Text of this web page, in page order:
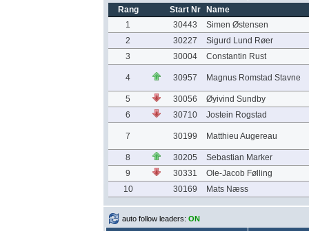
Rang Start Nr
Name
1
30443
Simen Østensen
2
30227
Sigurd Lund Røer
3
30004 Constantin Rust
4 30957 Magnus Romstad Stavne
5 30056
Øyivind Sundby
6
30710 Jostein Rogstad
7 30199 Matthieu Augereau
8 30205
Sebastian Marker
9
30331
Ole-Jacob Følling
10
30169 Mats Næss
auto follow leaders: ON